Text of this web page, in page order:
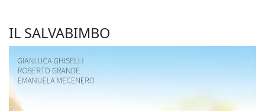
IL SALVABIMBO